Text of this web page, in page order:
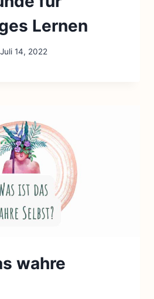
Lernen
Juli 14, 2022
wahre